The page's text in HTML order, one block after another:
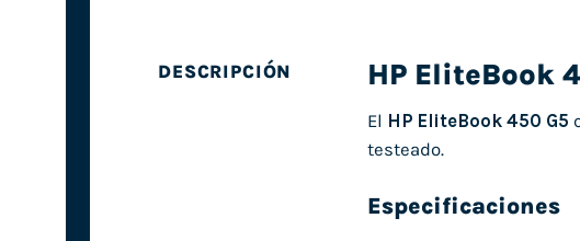
DESCRIPCIÓN HP EliteBook
El HP EliteBook 450 G5
testeado.
Especificaciones